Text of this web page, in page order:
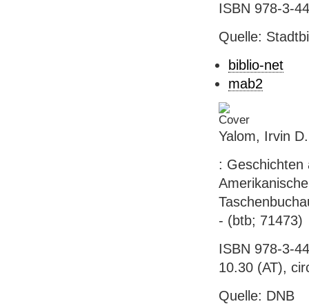
ISBN 978-3-
Quelle:
biblio-net
mab2
Yalom, Irvin
: Geschichten
- (btb; 71473)
ISBN 978-3-
10.30 (AT),
Quelle: DNB